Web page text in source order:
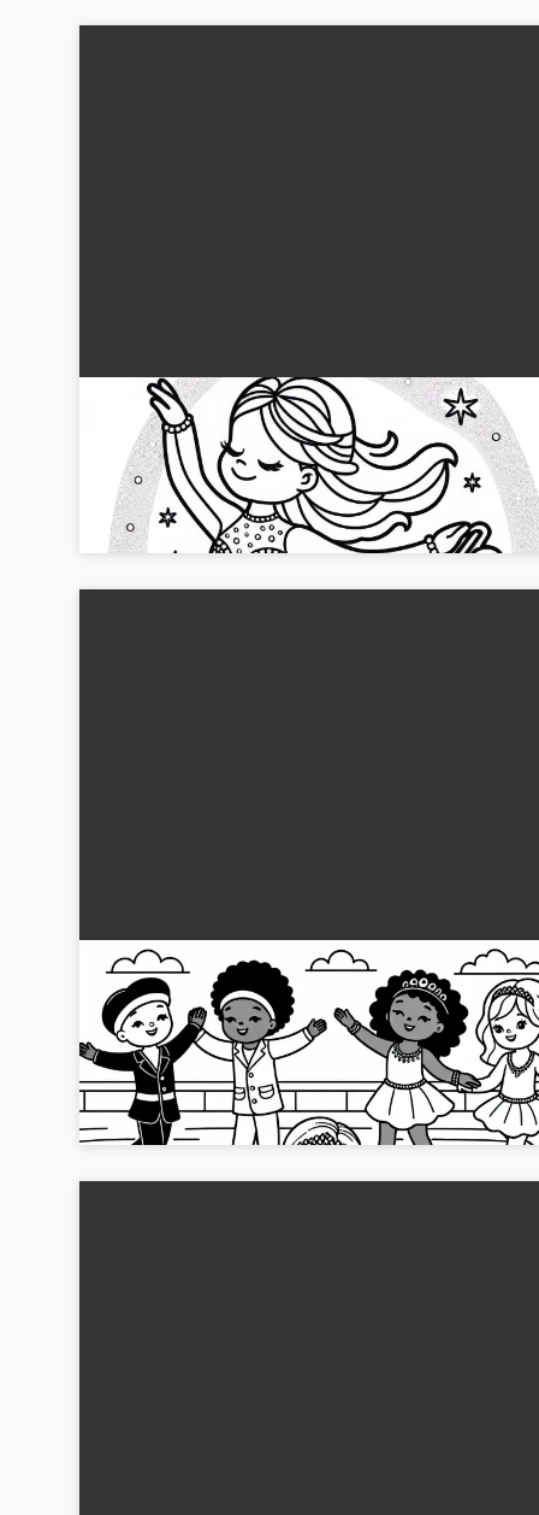
Glittrande klänning av en konståkare som
utmålningsbild
Njut av den glittrande klänningen på en konståkare. Ladda
målarbilden gratis nu!...
Barn som konståkare på isbanan – Ladda ner
färgläggningssidan gratis
Hämta den kreativa målarbilden av barn som konståkare på
isbanan. Ladda ner den gratis och upptäck glädjen i att
färglägga!...